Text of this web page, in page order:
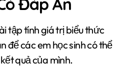
Đáp Án
tập tính giá trị biểu thức
để các em học sinh có thể
quả của mình.